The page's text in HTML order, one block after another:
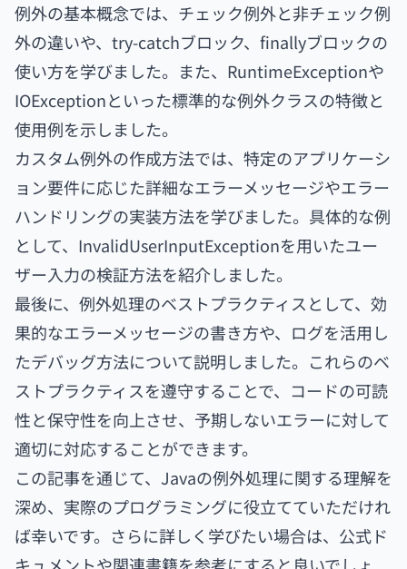
例外の基本概念では、チェック例外と非チェック例
外の違いや、try-catchブロック、finallyブロックの
使い方を学びました。また、RuntimeExceptionや
IOExceptionといった標準的な例外クラスの特徴と
使用例を示しました。
カスタム例外の作成方法では、特定のアプリケーシ
ョン要件に応じた詳細なエラーメッセージやエラー
ハンドリングの実装方法を学びました。具体的な例
として、InvalidUserInputExceptionを用いたユー
ザー入力の検証方法を紹介しました。
最後に、例外処理のベストプラクティスとして、効
果的なエラーメッセージの書き方や、ログを活用し
たデバッグ方法について説明しました。これらのベ
ストプラクティスを遵守することで、コードの可読
性と保守性を向上させ、予期しないエラーに対して
適切に対応することができます。
この記事を通じて、Javaの例外処理に関する理解を
深め、実際のプログラミングに役立てていただけれ
ば幸いです。さらに詳しく学びたい場合は、公式ド